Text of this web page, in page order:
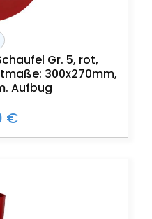
Gr. 5, rot,
300x270mm,
Aufbug
€